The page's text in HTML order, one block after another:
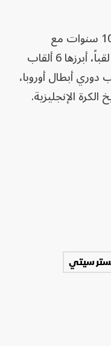
وأنهى غوارديولا مسيرة استمرت 10 سنوات مع
مانشستر سيتي، حقق خلالها 20 لقباً، أبرزها 6 ألقاب
دوري أبطال أوروبا،
الإنجليزية.
سيتي